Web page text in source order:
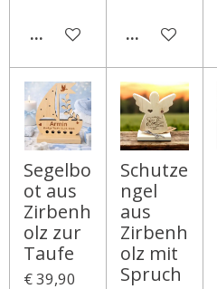
IN DEN WARENKORB
IN DEN
Segelbo
ot aus
Zirbenh
olz zur
Taufe
€ 39,90
Schutze
ngel
aus
Zirbenh
olz mit
Spruch